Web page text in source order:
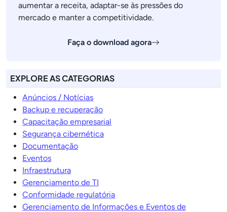
aumentar a receita, adaptar-se às pressões do
mercado e manter a competitividade.
Faça o download agora
EXPLORE AS CATEGORIAS
Anúncios / Notícias
Backup e recuperação
Capacitação empresarial
Segurança cibernética
Documentação
Eventos
Infraestrutura
Gerenciamento de TI
Conformidade regulatória
Gerenciamento de Informações e Eventos de